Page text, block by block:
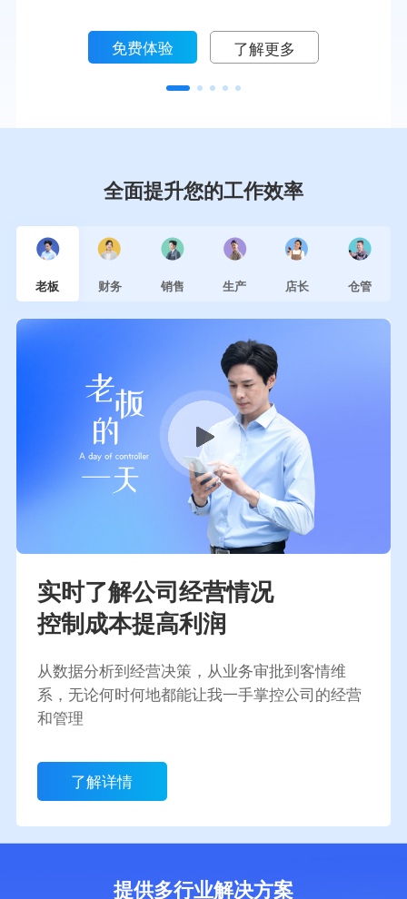
免费体验 了解更多
全面提升您的工作效率
老板 财务 销售 生产 店长 仓管
实时了解公司经营情况
控制成本提高利润
从数据分析到经营决策，从业务审批到客情维
系，无论何时何地都能让我一手掌控公司的经营
和管理
了解详情
提供多行业解决方案